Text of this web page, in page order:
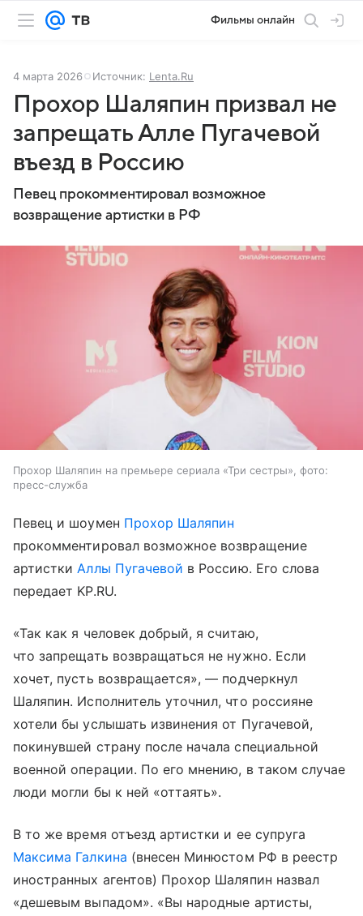
Фильмы онлайн
4 марта 2026 Источник: Lenta.Ru
Прохор Шаляпин призвал не
запрещать Алле Пугачевой
въезд в Россию
Певец прокомментировал возможное
возвращение артистки в РФ
Прохор Шаляпин на премьере сериала «Три сестры», фото:
пресс-служба
Певец и шоумен Прохор Шаляпин
прокомментировал возможное возвращение
артисткиАллы Пугачевой в Россию. Его слова
передает KP.RU.
«Так как я человек добрый, я считаю,
что запрещать возвращаться не нужно. Если
хочет, пусть возвращается», — подчеркнул
Шаляпин. Исполнитель уточнил, что россияне
хотели бы услышать извинения от Пугачевой,
покинувшей страну после начала специальной
военной операции. По его мнению, в таком случае
люди могли бы к ней «оттаять».
В то же время отъезд артистки и ее супруга
Максима Галкина (внесен Минюстом РФ в реестр
иностранных агентов) Прохор Шаляпин назвал
«дешевым выпадом». «Вы народные артисты,